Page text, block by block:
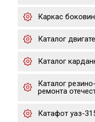
Каркас
Каталог
Каталог
Каталог
ремонта
Катафот уаз-